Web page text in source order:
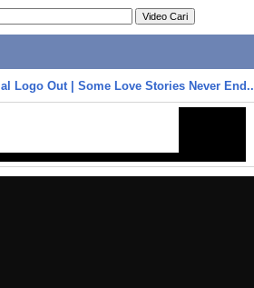
Logo Out | Some Love Stories Never End..